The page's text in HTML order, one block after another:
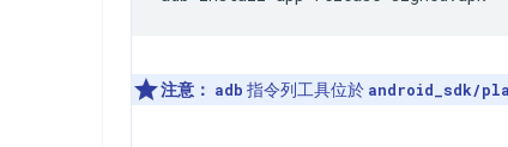
注意： adb 指令列工具位於 android_sdk/